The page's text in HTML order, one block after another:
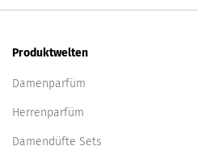
Produktwelten
Damenparfüm
Herrenparfüm
Damendüfte Sets